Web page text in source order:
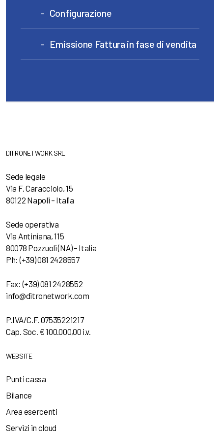
Configurazione
Emissione Fattura in fase di vendita
DITRONETWORK SRL
Sede legale
Via F. Caracciolo, 15
80122 Napoli – Italia
Sede operativa
Via Antiniana, 115
80078 Pozzuoli (NA) – Italia
Ph: (+39) 081 2428557
Fax: (+39) 081 2428552
info@ditronetwork.com
P.IVA/C.F. 07535221217
Cap. Soc. € 100.000,00 i.v.
WEBSITE
Punti cassa
Bilance
Area esercenti
Servizi in cloud